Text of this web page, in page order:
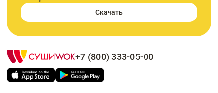
Скачать
+7 (800) 333-05-00